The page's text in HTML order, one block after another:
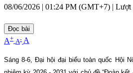
08/06/2026 | 01:24 PM (GMT+7) | Lượt
Đọc bài
A+ A- A
Sáng 8-6, Đại hội đại biểu toàn quốc Hội